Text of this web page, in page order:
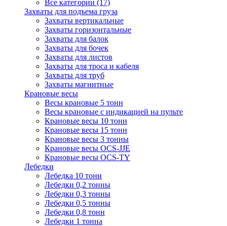
Все категории (17)
Захваты для подъема груза
Захваты вертикальные
Захваты горизонтальные
Захваты для балок
Захваты для бочек
Захваты для листов
Захваты для троса и кабеля
Захваты для труб
Захваты магнитные
Крановые весы
Весы крановые 5 тонн
Весы крановые с индикацией на пульте
Крановые весы 10 тонн
Крановые весы 15 тонн
Крановые весы 3 тонны
Крановые весы OCS-JJE
Крановые весы OCS-TY
Лебедки
Лебедка 10 тонн
Лебедки 0,2 тонны
Лебедки 0,3 тонны
Лебедки 0,5 тонны
Лебедки 0,8 тонн
Лебедки 1 тонна